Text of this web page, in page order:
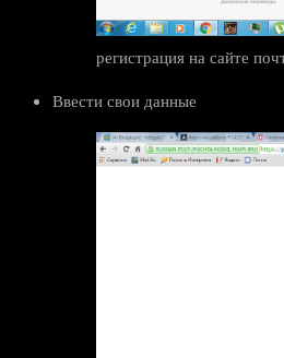
регистрация на сайте
Ввести свои данные